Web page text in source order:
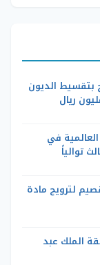
بتقسيط الديون
في
توالياً
لترويج مادة
الملك عبد